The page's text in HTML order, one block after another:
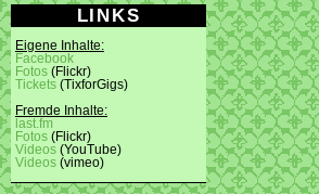
LINKS
Eigene Inhalte:
Facebook
Fotos (Flickr)
Tickets (TixforGigs)
Fremde Inhalte:
last.fm
Fotos (Flickr)
Videos (YouTube)
Videos (vimeo)